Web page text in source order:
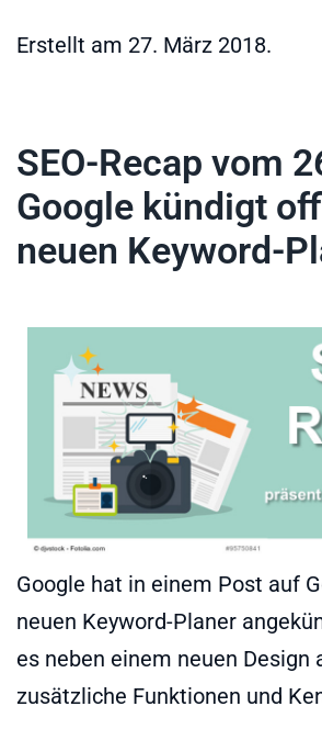
Erstellt am 27. März 2018.
SEO-Recap vom
Google kündigt
neuen Keyword-
Google hat in einem Post auf
neuen Keyword-Planer
es neben einem neuen Design
zusätzliche Funktionen und